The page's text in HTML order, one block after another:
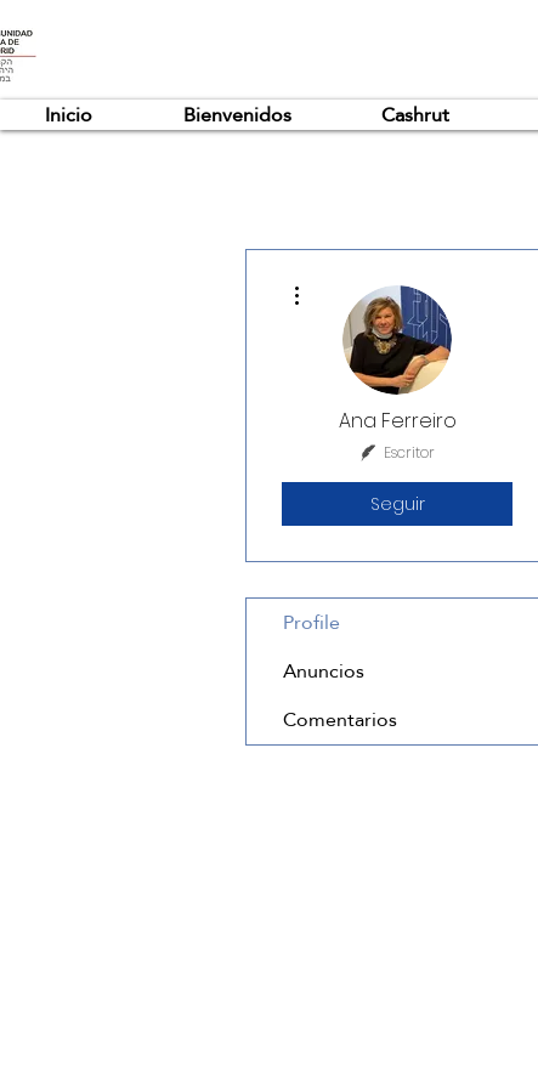
Inicio Bienvenidos Cashrut
Ana Ferreiro
Escritor
Seguir
Profile
Anuncios
Comentarios